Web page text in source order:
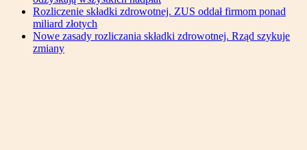
Rozliczenie składki zdrowotnej. ZUS oddał firmom ponad
miliard złotych
Nowe zasady rozliczania składki zdrowotnej. Rząd szykuje
zmiany